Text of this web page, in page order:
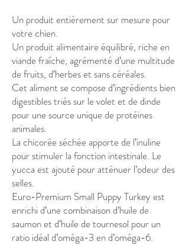
Un produit entièrement sur mesure pour
votre chien.
Un produit alimentaire équilibré, riche en
viande fraîche, agrémenté d’une multitude
de fruits, d’herbes et sans céréales.
Cet aliment se compose d’ingrédients bien
digestibles triés sur le volet et de dinde
pour une source unique de protéines
animales.
La chicorée séchée apporte de l’inuline
pour stimuler la fonction intestinale. Le
yucca est ajouté pour atténuer l’odeur des
selles.
Euro-Premium Small Puppy Turkey est
enrichi d’une combinaison d’huile de
saumon et d’huile de tournesol pour un
ratio idéal d’oméga-3 en d’oméga-6.